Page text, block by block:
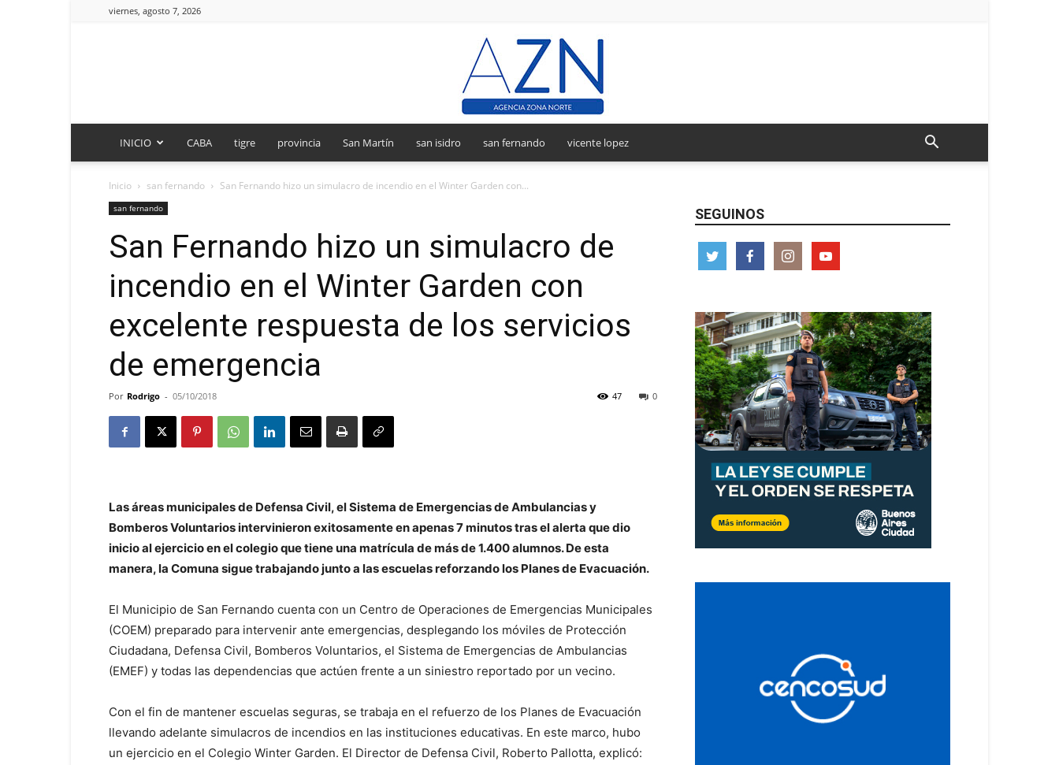
viernes, agosto 7, 2026
INICIO CABA tigre provincia San Martín san isidro san fernando vicente lopez
Inicio san fernando San Fernando hizo un simulacro de incendio en el Winter Garden con...
san fernando
San Fernando hizo un simulacro de
incendio en el Winter Garden con
excelente respuesta de los servicios
de emergencia
Por Rodrigo - 05/10/2018 0
47
Las áreas municipales de Defensa Civil, el Sistema de Emergencias de Ambulancias y
Bomberos Voluntarios intervinieron exitosamente en apenas 7 minutos tras el alerta que dio
inicio al ejercicio en el colegio que tiene una matrícula de más de 1.400 alumnos. De esta
manera, la Comuna sigue trabajando junto a las escuelas reforzando los Planes de Evacuación.
El Municipio de San Fernando cuenta con un Centro de Operaciones de Emergencias Municipales
(COEM) preparado para intervenir ante emergencias, desplegando los móviles de Protección
Ciudadana, Defensa Civil, Bomberos Voluntarios, el Sistema de Emergencias de Ambulancias
(EMEF) y todas las dependencias que actúen frente a un siniestro reportado por un vecino.
Con el fin de mantener escuelas seguras, se trabaja en el refuerzo de los Planes de Evacuación
llevando adelante simulacros de incendios en las instituciones educativas. En este marco, hubo
un ejercicio en el Colegio Winter Garden. El Director de Defensa Civil, Roberto Pallotta, explicó:
SEGUINOS